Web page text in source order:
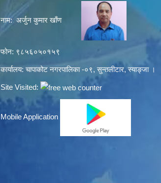
नाम: अर्जुन कुमार खाँण
फोन: ९८५६०५०१५९
कार्यालय: चापाकोट नगरपालिका -०९, सुन्तलीटार, स्याङ्जा ।
Site Visited:
Mobile Application